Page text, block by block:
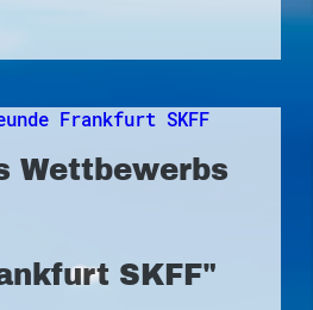
Wettbewerbs
SKFF"